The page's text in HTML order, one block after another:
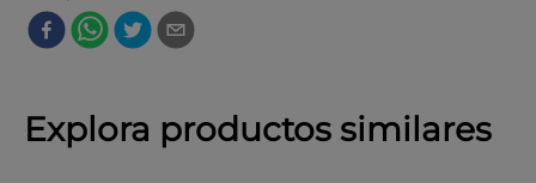
Explora productos similares